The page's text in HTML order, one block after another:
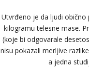
Utvrđeno je da ljudi obično
kilogramu telesne mase.
(koje bi odgovarale
nisu pokazali merljive
a jedna